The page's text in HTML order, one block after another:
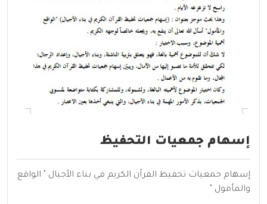
إسهام جمعيات التحفيظ
إسهام جمعيات تحفيظ القرآن الكريم في بناء الأجيال " الواقع
والمأمول "